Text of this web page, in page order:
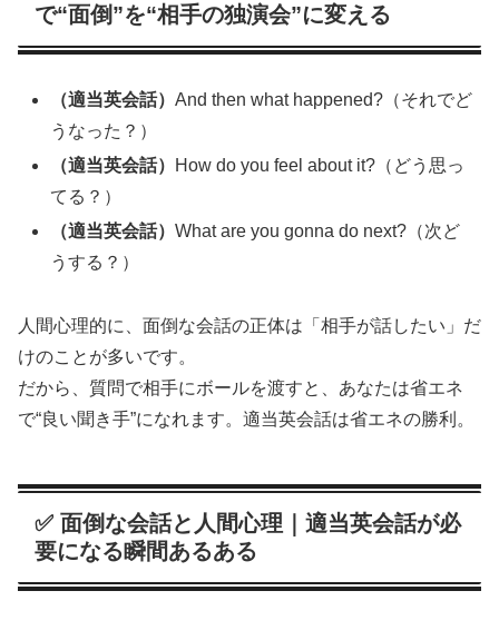
で“面倒”を“相手の独演会”に変える
（適当英会話）And then what happened?（それでど
うなった？）
（適当英会話）
How do you feel about it?（どう思っ
てる？）
（適当英会話）What are you gonna do next?（次ど
うする？）
人間心理的に、面倒な会話の正体は「相手が話したい」だ
けのことが多いです。
だから、質問で相手にボールを渡すと、あなたは省エネ
で“良い聞き手”になれます。適当英会話は省エネの勝利。
✅ 面倒な会話と人間心理｜適当英会話が必
要になる瞬間あるある